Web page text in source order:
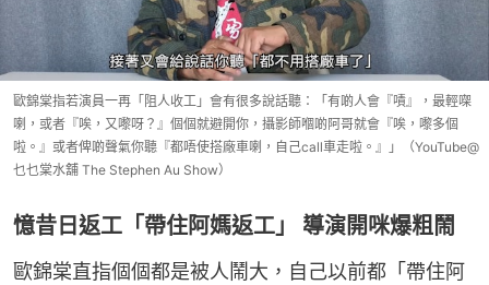
歐錦棠指若演員一再「阻人收工」會有很多說話聽：「有啲人會『嘖』，最輕㗎
喇，或者『唉，又嚟呀？』個個就避開你，攝影師嗰啲阿哥就會『唉，嚟多個
啦。』或者俾啲聲氣你聽『都唔使搭廠車喇，自己call車走啦。』」（YouTube@
乜乜棠水舖 The Stephen Au Show）
憶昔日返工「帶住阿媽返工」 導演開咪爆粗鬧
歐錦棠直指個個都是被人鬧大，自己以前都「帶住阿